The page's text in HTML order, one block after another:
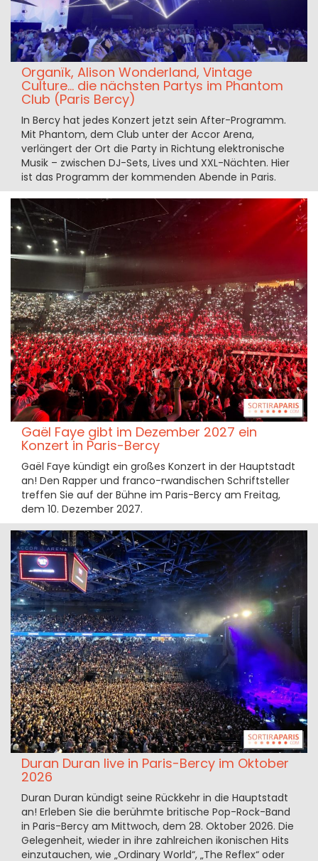
Organïk, Alison Wonderland, Vintage
Culture... die nächsten Partys im Phantom
Club (Paris Bercy)
In Bercy hat jedes Konzert jetzt sein After-Programm.
Mit Phantom, dem Club unter der Accor Arena,
verlängert der Ort die Party in Richtung elektronische
Musik – zwischen DJ-Sets, Lives und XXL-Nächten. Hier
ist das Programm der kommenden Abende in Paris.
Gaël Faye gibt im Dezember 2027 ein
Konzert in Paris-Bercy
Gaël Faye kündigt ein großes Konzert in der Hauptstadt
an! Den Rapper und franco-rwandischen Schriftsteller
treffen Sie auf der Bühne im Paris-Bercy am Freitag,
dem 10. Dezember 2027.
Duran Duran live in Paris-Bercy im Oktober
2026
Duran Duran kündigt seine Rückkehr in die Hauptstadt
an! Erleben Sie die berühmte britische Pop-Rock-Band
in Paris-Bercy am Mittwoch, dem 28. Oktober 2026. Die
Gelegenheit, wieder in ihre zahlreichen ikonischen Hits
einzutauchen, wie „Ordinary World“, „The Reflex“ oder